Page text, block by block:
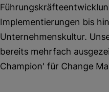
Implementierungen bis
Unternehmenskultur.
bereits mehrfach
Champion' für Change